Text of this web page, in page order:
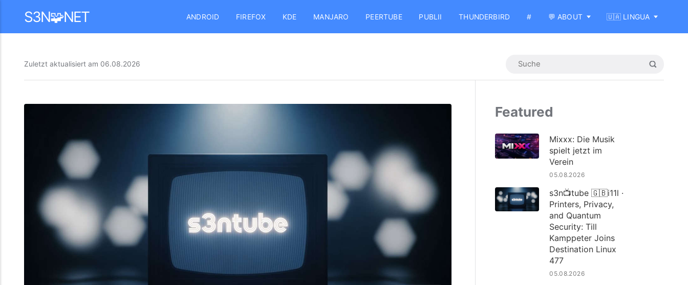
S3N🧩NET ANDROID FIREFOX KDE MANJARO PEERTUBE PUBLII THUNDERBIRD # 💬 ABOUT 🇺🇦 LINGUA
Zuletzt aktualisiert am 06.08.2026
Featured
Mixxx: Die Musik
spielt jetzt im
Verein
05.08.2026
s3n📺tube 🇬🇧i11l ·
Printers, Privacy,
and Quantum
Security: Till
Kamppeter Joins
Destination Linux
477
05.08.2026